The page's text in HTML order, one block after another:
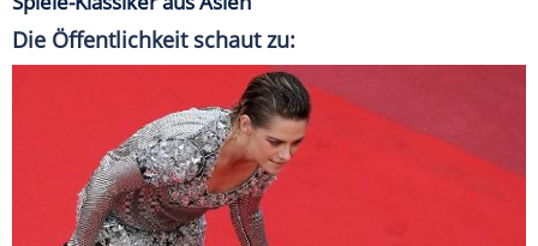
Die Öffentlichkeit schaut zu: